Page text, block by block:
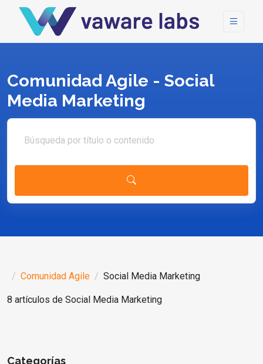
Comunidad Agile - Social
Media Marketing
Comunidad Agile Social Media Marketing
8 artículos de Social Media Marketing
Categorías